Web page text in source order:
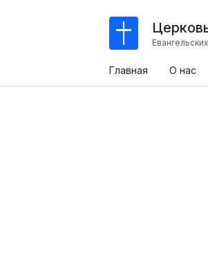
Главная О нас